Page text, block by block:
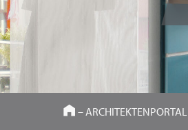
HOME
–ARCHITEKTENPORTAL